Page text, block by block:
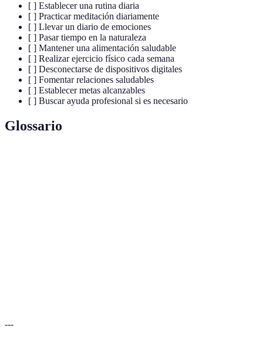
[ ] Establecer una rutina diaria
[ ] Practicar meditación diariamente
[ ] Llevar un diario de emociones
[ ] Pasar tiempo en la naturaleza
[ ] Mantener una alimentación saludable
[ ] Realizar ejercicio físico cada semana
[ ] Desconectarse de dispositivos digitales
[ ] Fomentar relaciones saludables
[ ] Establecer metas alcanzables
[ ] Buscar ayuda profesional si es necesario
Glossario
---